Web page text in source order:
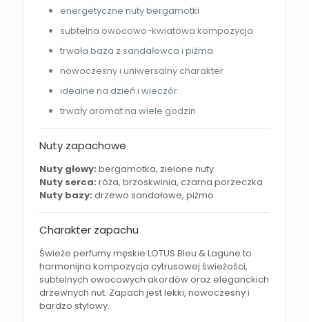
energetyczne nuty bergamotki
subtelna owocowo-kwiatowa kompozycja
trwała baza z sandałowca i piżma
nowoczesny i uniwersalny charakter
idealne na dzień i wieczór
trwały aromat na wiele godzin
Nuty zapachowe
Nuty głowy: bergamotka, zielone nuty
Nuty serca: róża, brzoskwinia, czarna porzeczka
Nuty bazy: drzewo sandałowe, piżmo
Charakter zapachu
Świeże perfumy męskie LOTUS Bleu & Lagune to
harmonijna kompozycja cytrusowej świeżości,
subtelnych owocowych akordów oraz eleganckich
drzewnych nut. Zapach jest lekki, nowoczesny i
bardzo stylowy.